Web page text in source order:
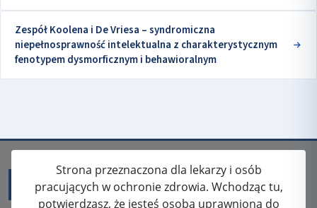
Zespół Koolena i De Vriesa – syndromiczna
niepełnosprawność intelektualna z charakterystycznym
fenotypem dysmorficznym i behawioralnym
Strona przeznaczona dla lekarzy i osób
pracujących w ochronie zdrowia. Wchodząc tu,
potwierdzasz, że jesteś osobą uprawnioną do